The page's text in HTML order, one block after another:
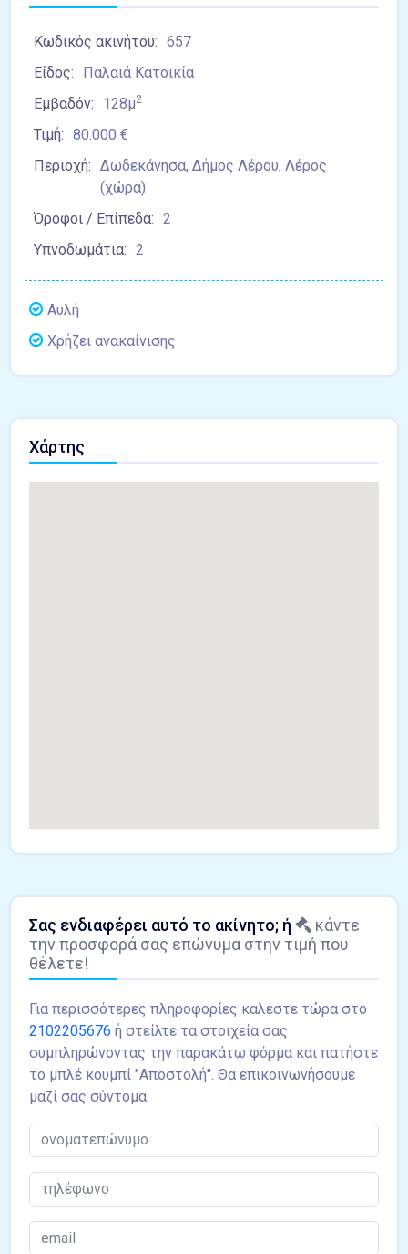
Κωδικός ακινήτου: 657
Είδος:
Παλαιά Κατοικία
Εμβαδόν:
128μ2
Τιμή: 80.000 €
Περιοχή: Δωδεκάνησα, Δήμος Λέρου, Λέρος
(χώρα)
Όροφοι / Επίπεδα: 2
Υπνοδωμάτια: 2
Αυλή
Χρήζει ανακαίνισης
Χάρτης
Σας ενδιαφέρει αυτό το ακίνητο; ή
κάντε
την προσφορά σας επώνυμα στην τιμή που
θέλετε!
Για περισσότερες πληροφορίες καλέστε τώρα στο
2102205676 ή στείλτε τα στοιχεία σας
συμπληρώνοντας την παρακάτω φόρμα και πατήστε
το μπλέ κουμπί "Αποστολή". Θα επικοινωνήσουμε
μαζί σας σύντομα.